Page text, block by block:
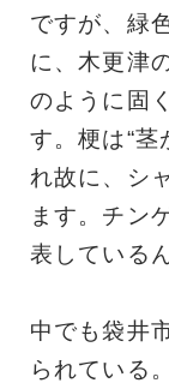
ですが、緑
に、木更津
のように固
す。梗は“茎
れ故に、シ
ます。チン
表している
中でも袋井
られている。